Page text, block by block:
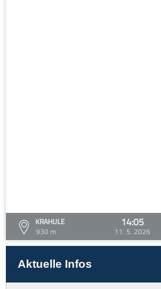
KRAHULE
930 m
14:05
11. 5. 2026
Aktuelle Infos